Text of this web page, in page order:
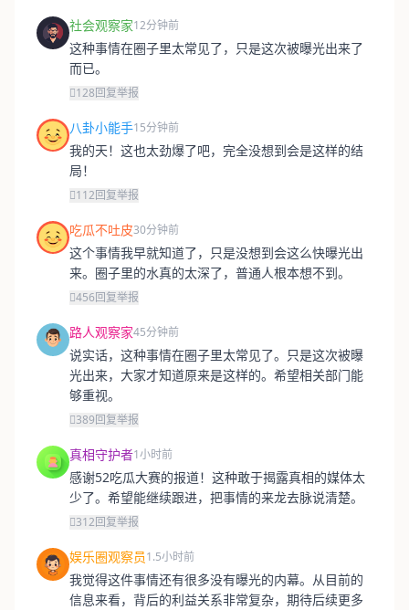
社会观察家12分钟前
这种事情在圈子里太常见了，只是这次被曝光出来了
而已。
128回复举报
八卦小能手15分钟前
我的天！这也太劲爆了吧，完全没想到会是这样的结
局！
112回复举报
吃瓜不吐皮30分钟前
这个事情我早就知道了，只是没想到会这么快曝光出
来。圈子里的水真的太深了，普通人根本想不到。
456回复举报
路人观察家45分钟前
说实话，这种事情在圈子里太常见了。只是这次被曝
光出来，大家才知道原来是这样的。希望相关部门能
够重视。
389回复举报
真相守护者1小时前
感谢52吃瓜大赛的报道！这种敢于揭露真相的媒体太
少了。希望能继续跟进，把事情的来龙去脉说清楚。
312回复举报
娱乐圈观察员1.5小时前
我觉得这件事情还有很多没有曝光的内幕。从目前的
信息来看，背后的利益关系非常复杂，期待后续更多